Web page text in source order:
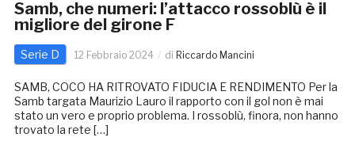
Samb, che numeri: l’attacco rossoblù è il
migliore del girone F
Serie D 12 Febbraio 2024 di Riccardo Mancini
SAMB, COCO HA RITROVATO FIDUCIA E RENDIMENTO Per la
Samb targata Maurizio Lauro il rapporto con il gol non è mai
stato un vero e proprio problema. I rossoblù, finora, non hanno
trovato la rete […]